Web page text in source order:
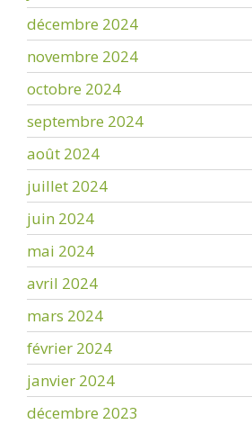
décembre 2024
novembre 2024
octobre 2024
septembre 2024
août 2024
juillet 2024
juin 2024
mai 2024
avril 2024
mars 2024
février 2024
janvier 2024
décembre 2023